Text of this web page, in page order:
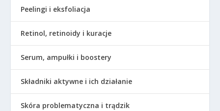
Peelingi i eksfoliacja
Retinol, retinoidy i kuracje
Serum, ampułki i boostery
Składniki aktywne i ich działanie
Skóra problematyczna i trądzik